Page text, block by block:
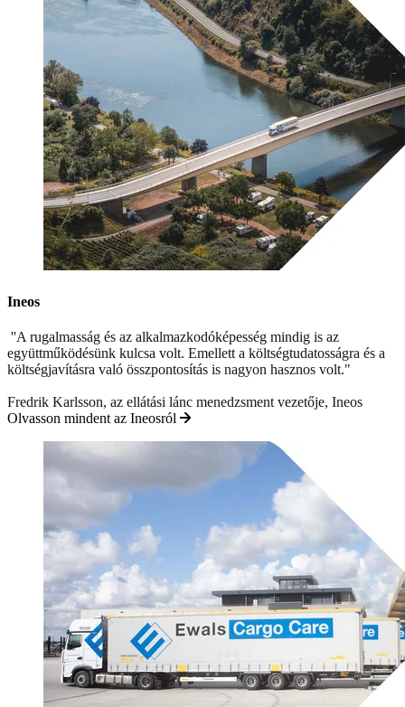
Ineos
''A rugalmasság és az alkalmazkodóképesség mindig is az
együttműködésünk kulcsa volt. Emellett a költségtudatosságra és a
költségjavításra való összpontosítás is nagyon hasznos volt."
Fredrik Karlsson, az ellátási lánc menedzsment vezetője, Ineos
Olvasson mindent az Ineosról